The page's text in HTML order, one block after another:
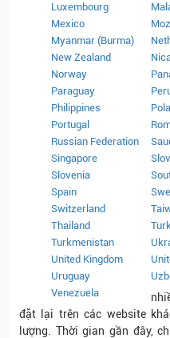
Luxembourg
Mexico
Myanmar (Burma)
New Zealand
Norway
Paraguay
Philippines
Portugal
Russian Federation
Singapore
Slovenia
Spain
Switzerland
Thailand
Turkmenistan
United Kingdom
Uruguay
Venezuela
đặt lại trên các website
lượng. Thời gian gần đây,